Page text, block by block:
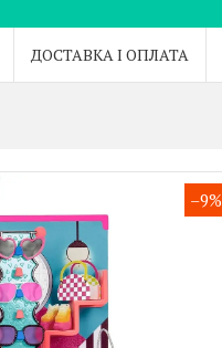
ДОСТАВКА І ОПЛАТА
–9%